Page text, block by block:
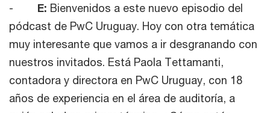
- E: Bienvenidos a este nuevo episodio del
pódcast de PwC Uruguay. Hoy con otra temática
muy interesante que vamos a ir desgranando con
nuestros invitados. Está Paola Tettamanti,
contadora y directora en PwC Uruguay, con 18
años de experiencia en el área de auditoría, a